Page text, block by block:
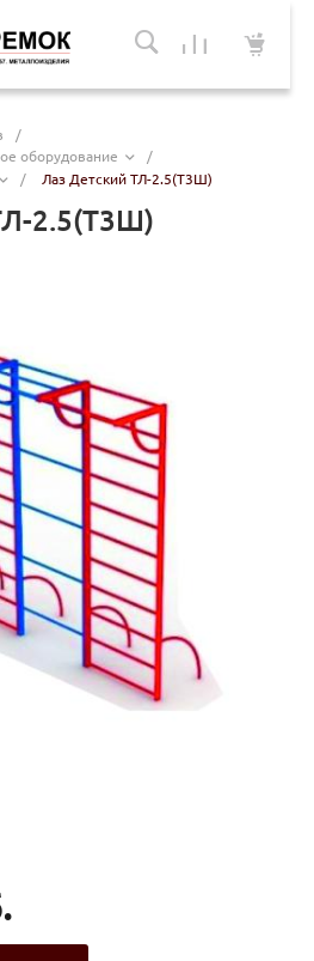
/
оборудование
/
/ Лаз Детский ТЛ-2.5(Т3Ш)
2.5(Т3Ш)